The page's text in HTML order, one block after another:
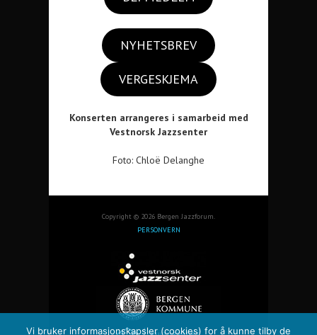
NYHETSBREV
VERGESKJEMA
Konserten arrangeres i samarbeid med
Vestnorsk Jazzsenter
Foto: Chloë Delanghe
Copyright © 2026 Bergen Jazzforum.
PERSONVERN
Vi bruker informasjonskapsler (cookies) for å kunne tilby de